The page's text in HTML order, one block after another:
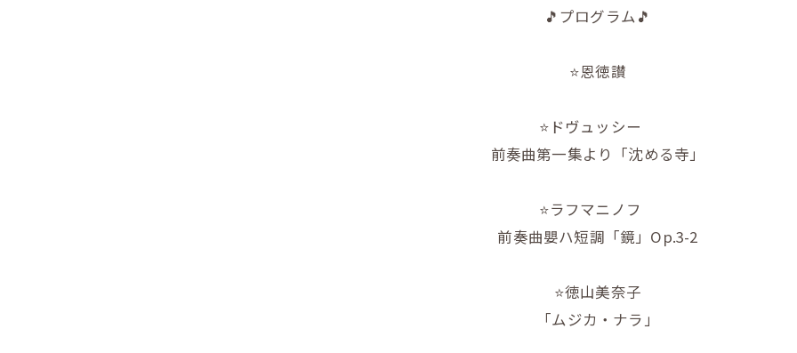
🎵プログラム🎵
⭐️恩徳讃
⭐️ドヴュッシー
前奏曲第一集より「沈める寺」
⭐️ラフマニノフ
前奏曲嬰ハ短調「鏡」Op.3-2
⭐️徳山美奈子
「ムジカ・ナラ」